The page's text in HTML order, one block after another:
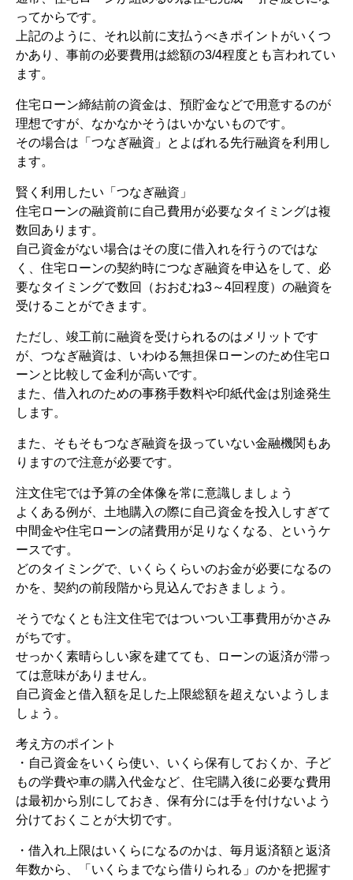
ってからです。
上記のように、それ以前に支払うべきポイントがいくつ
かあり、事前の必要費用は総額の3/4程度とも言われてい
ます。
住宅ローン締結前の資金は、預貯金などで用意するのが
理想ですが、なかなかそうはいかないものです。
その場合は「つなぎ融資」とよばれる先行融資を利用し
ます。
賢く利用したい「つなぎ融資」
住宅ローンの融資前に自己費用が必要なタイミングは複
数回あります。
自己資金がない場合はその度に借入れを行うのではな
く、住宅ローンの契約時につなぎ融資を申込をして、必
要なタイミングで数回（おおむね3～4回程度）の融資を
受けることができます。
ただし、竣工前に融資を受けられるのはメリットです
が、つなぎ融資は、いわゆる無担保ローンのため住宅ロ
ーンと比較して金利が高いです。
また、借入れのための事務手数料や印紙代金は別途発生
します。
また、そもそもつなぎ融資を扱っていない金融機関もあ
りますので注意が必要です。
注文住宅では予算の全体像を常に意識しましょう
よくある例が、土地購入の際に自己資金を投入しすぎて
中間金や住宅ローンの諸費用が足りなくなる、というケ
ースです。
どのタイミングで、いくらくらいのお金が必要になるの
かを、契約の前段階から見込んでおきましょう。
そうでなくとも注文住宅ではついつい工事費用がかさみ
がちです。
せっかく素晴らしい家を建てても、ローンの返済が滞っ
ては意味がありません。
自己資金と借入額を足した上限総額を超えないようしま
しょう。
考え方のポイント
・自己資金をいくら使い、いくら保有しておくか、子ど
もの学費や車の購入代金など、住宅購入後に必要な費用
は最初から別にしておき、保有分には手を付けないよう
分けておくことが大切です。
・借入れ上限はいくらになるのかは、毎月返済額と返済
年数から、「いくらまでなら借りられる」のかを把握す